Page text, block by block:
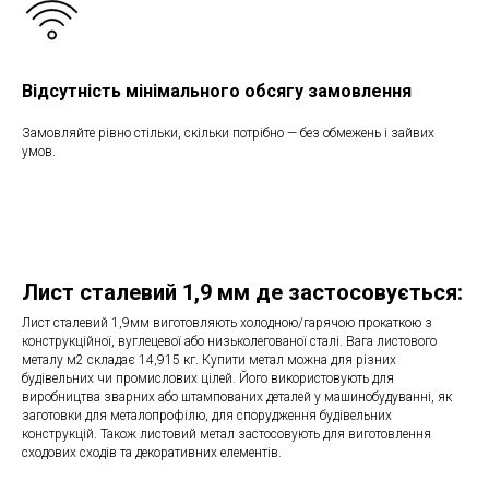
Відсутність мінімального обсягу замовлення
Замовляйте рівно стільки, скільки потрібно — без обмежень і зайвих
умов.
Лист сталевий 1,9 мм де застосовується:
Лист сталевий 1,9мм виготовляють холодною/гарячою прокаткою з
конструкційної, вуглецевої або низьколегованої сталі. Вага листового
металу м2 складає 14,915 кг. Купити метал можна для різних
будівельних чи промислових цілей. Його використовують для
виробництва зварних або штампованих деталей у машинобудуванні, як
заготовки для металопрофілю, для спорудження будівельних
конструкцій. Також листовий метал застосовують для виготовлення
сходових сходів та декоративних елементів.